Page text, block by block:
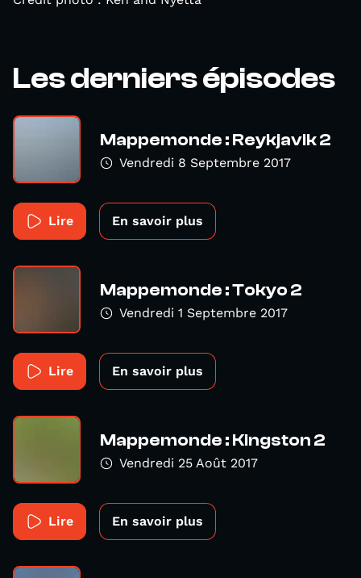
Les derniers épisodes
Mappemonde : Reykjavik 2
Vendredi 8 Septembre 2017
Lire En savoir plus
Mappemonde : Tokyo 2
Vendredi 1 Septembre 2017
Lire En savoir plus
Mappemonde : Kingston 2
Vendredi 25 Août 2017
Lire En savoir plus